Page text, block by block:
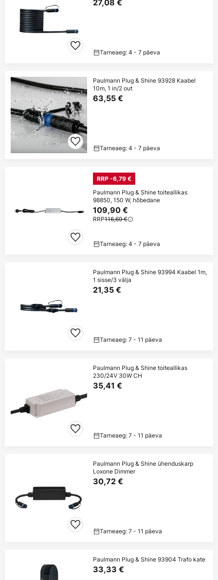
27,08 €
Tarneaeg: 4 - 7 päeva
Paulmann Plug & Shine 93928 Kaabel
10m, 1 in/2 out
63,55 €
Tarneaeg: 4 - 7 päeva
RRP -6,79 €
Paulmann Plug & Shine toiteallikas
98850, 150 W, hõbedane
109,90 €
RRP116,69 €
Tarneaeg: 4 - 7 päeva
Paulmann Plug & Shine 93994 Kaabel 1m,
1 sisse/3 välja
21,35 €
Tarneaeg: 7 - 11 päeva
Paulmann Plug & Shine toiteallikas
230/24V 30W CH
35,41 €
Tarneaeg: 7 - 11 päeva
Paulmann Plug & Shine ühenduskarp
Loxone Dimmer
30,72 €
Tarneaeg: 7 - 11 päeva
Paulmann Plug & Shine 93904 Trafo kate
33,33 €